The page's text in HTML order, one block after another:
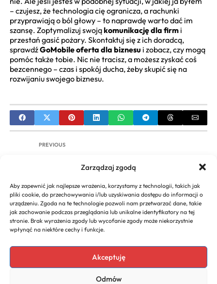
Zarządzaj zgodą
Aby zapewnić jak najlepsze wrażenia, korzystamy z technologii, takich jak
pliki cookie, do przechowywania i/lub uzyskiwania dostępu do informacji o
urządzeniu. Zgoda na te technologie pozwoli nam przetwarzać dane, takie
jak zachowanie podczas przeglądania lub unikalne identyfikatory na tej
stronie. Brak wyrażenia zgody lub wycofanie zgody może niekorzystnie
wpłynąć na niektóre cechy i funkcje.
Akceptuję
Odmów
– czujesz, że technologia cię ogranicza, a rachunki
przyprawiają o ból głowy – to naprawdę warto dać im
szansę. Zoptymalizuj swojąkomunikację dla firm i
przestań gasić pożary. Skontaktuj się z ich doradcą,
sprawdźGoMobile oferta dla biznesu i zobacz, czy mogą
pomóc także tobie. Nic nie tracisz, a możesz zyskać coś
bezcennego – czas i spokój ducha, żeby skupić się na
rozwijaniu swojego biznesu.
PREVIOUS
Zarobki, Kariera, Oferty
NEXT
Pipeline Biznesowy: Kompletny Przewodnik po
Budowie, Zarządzaniu i Optymalizacji Procesów
Sprzedażowych
Copyright 2026. All rights